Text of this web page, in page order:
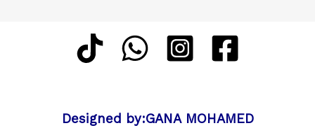
Designed by:GANA MOHAMED